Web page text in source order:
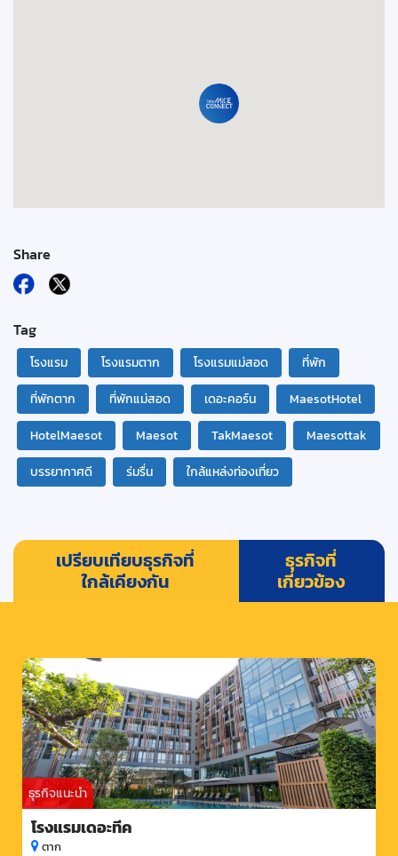
Share
Tag
โรงแรม โรงแรมตาก โรงแรมแม่สอด
ที่พัก
ที่พักตาก
ที่พักแม่สอด เดอะคอร์น
MaesotHotel
HotelMaesot
Maesot TakMaesot
Maesottak
บรรยากาศดี
ร่มรื่น ใกล้แหล่งท่องเที่ยว
เปรียบเทียบธุรกิจที่
ใกล้เคียงกัน
ธุรกิจที่
เกี่ยวข้อง
ธุรกิจแนะนำ
โรงแรมเดอะทีค
ตาก